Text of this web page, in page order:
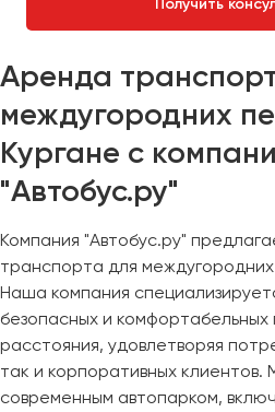
Аренда
междугородних
Кургане с
"Автобус.ру"
Компания "Автобус.ру"
транспорта для междугородних
Наша компания
безопасных и комфортабельных
расстояния, удовлетворяя
так и корпоративных клиентов.
современным автопарком,